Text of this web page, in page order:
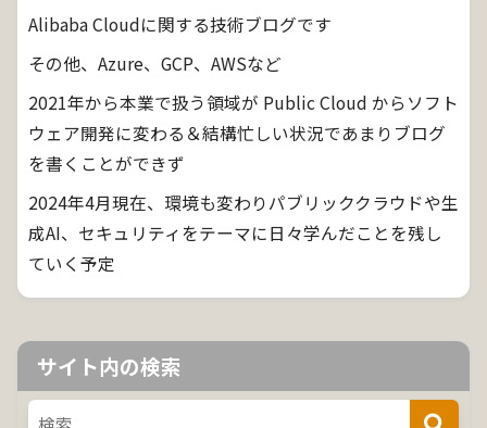
Alibaba Cloudに関する技術ブログです
その他、Azure、GCP、AWSなど
2021年から本業で扱う領域が Public Cloud からソフト
ウェア開発に変わる＆結構忙しい状況であまりブログ
を書くことができず
2024年4月現在、環境も変わりパブリッククラウドや生
成AI、セキュリティをテーマに日々学んだことを残し
ていく予定
サイト内の検索